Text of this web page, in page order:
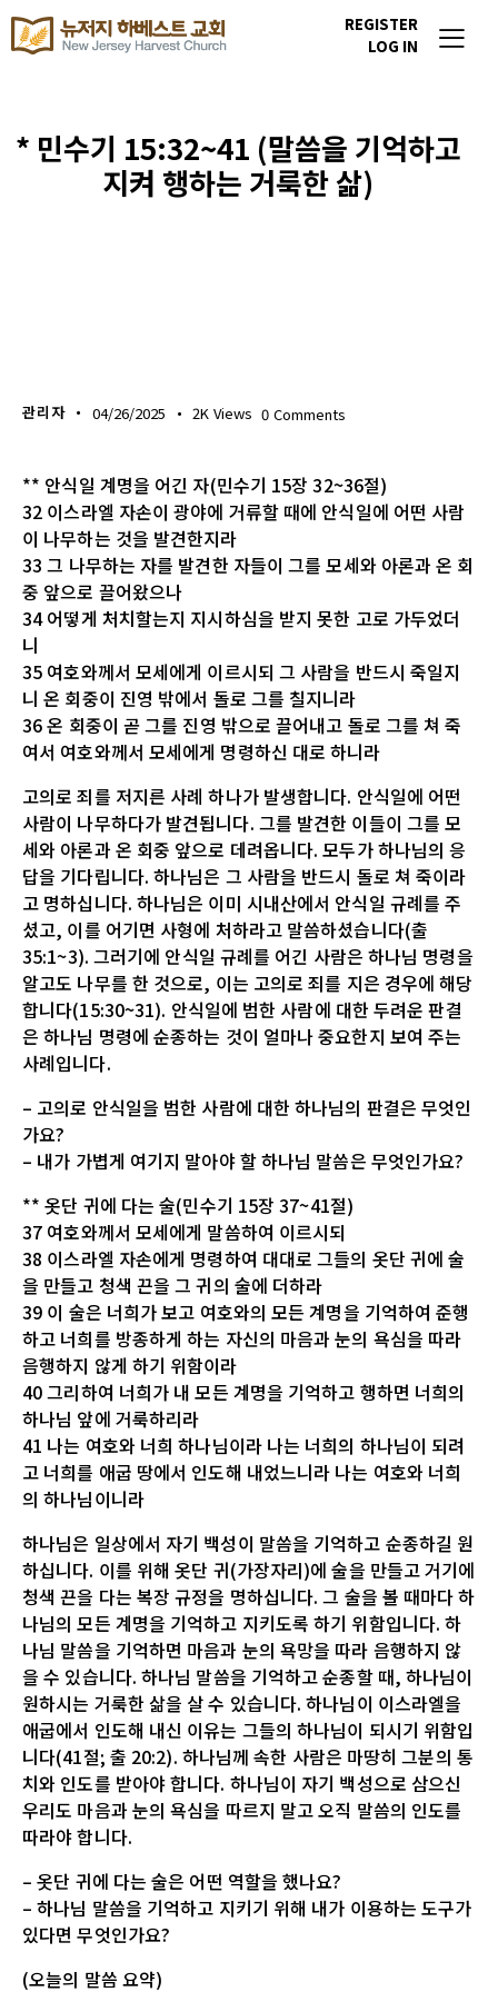
REGISTER
LOG IN
* 민수기 15:32~41 (말씀을 기억하고
지켜 행하는 거룩한 삶)
관리자 04/26/2025 2K Views 0 Comments
** 안식일 계명을 어긴 자(민수기 15장 32~36절)
32 이스라엘 자손이 광야에 거류할 때에 안식일에 어떤 사람
이 나무하는 것을 발견한지라
33 그 나무하는 자를 발견한 자들이 그를 모세와 아론과 온 회
중 앞으로 끌어왔으나
34 어떻게 처치할는지 지시하심을 받지 못한 고로 가두었더
니
35 여호와께서 모세에게 이르시되 그 사람을 반드시 죽일지
니 온 회중이 진영 밖에서 돌로 그를 칠지니라
36 온 회중이 곧 그를 진영 밖으로 끌어내고 돌로 그를 쳐 죽
여서 여호와께서 모세에게 명령하신 대로 하니라
고의로 죄를 저지른 사례 하나가 발생합니다. 안식일에 어떤
사람이 나무하다가 발견됩니다. 그를 발견한 이들이 그를 모
세와 아론과 온 회중 앞으로 데려옵니다. 모두가 하나님의 응
답을 기다립니다. 하나님은 그 사람을 반드시 돌로 쳐 죽이라
고 명하십니다. 하나님은 이미 시내산에서 안식일 규례를 주
셨고, 이를 어기면 사형에 처하라고 말씀하셨습니다(출
35:1~3). 그러기에 안식일 규례를 어긴 사람은 하나님 명령을
알고도 나무를 한 것으로, 이는 고의로 죄를 지은 경우에 해당
합니다(15:30~31). 안식일에 범한 사람에 대한 두려운 판결
은 하나님 명령에 순종하는 것이 얼마나 중요한지 보여 주는
사례입니다.
– 고의로 안식일을 범한 사람에 대한 하나님의 판결은 무엇인
가요?
– 내가 가볍게 여기지 말아야 할 하나님 말씀은 무엇인가요?
** 옷단 귀에 다는 술(민수기 15장 37~41절)
37 여호와께서 모세에게 말씀하여 이르시되
38 이스라엘 자손에게 명령하여 대대로 그들의 옷단 귀에 술
을 만들고 청색 끈을 그 귀의 술에 더하라
39 이 술은 너희가 보고 여호와의 모든 계명을 기억하여 준행
하고 너희를 방종하게 하는 자신의 마음과 눈의 욕심을 따라
음행하지 않게 하기 위함이라
40 그리하여 너희가 내 모든 계명을 기억하고 행하면 너희의
하나님 앞에 거룩하리라
41 나는 여호와 너희 하나님이라 나는 너희의 하나님이 되려
고 너희를 애굽 땅에서 인도해 내었느니라 나는 여호와 너희
의 하나님이니라
하나님은 일상에서 자기 백성이 말씀을 기억하고 순종하길 원
하십니다. 이를 위해 옷단 귀(가장자리)에 술을 만들고 거기에
청색 끈을 다는 복장 규정을 명하십니다. 그 술을 볼 때마다 하
나님의 모든 계명을 기억하고 지키도록 하기 위함입니다. 하
나님 말씀을 기억하면 마음과 눈의 욕망을 따라 음행하지 않
을 수 있습니다. 하나님 말씀을 기억하고 순종할 때, 하나님이
원하시는 거룩한 삶을 살 수 있습니다. 하나님이 이스라엘을
애굽에서 인도해 내신 이유는 그들의 하나님이 되시기 위함입
니다(41절; 출 20:2). 하나님께 속한 사람은 마땅히 그분의 통
치와 인도를 받아야 합니다. 하나님이 자기 백성으로 삼으신
우리도 마음과 눈의 욕심을 따르지 말고 오직 말씀의 인도를
따라야 합니다.
– 옷단 귀에 다는 술은 어떤 역할을 했나요?
– 하나님 말씀을 기억하고 지키기 위해 내가 이용하는 도구가
있다면 무엇인가요?
(오늘의 말씀 요약)